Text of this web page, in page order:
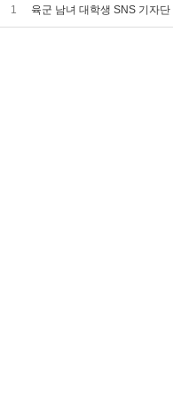
1 육군 남녀 대학생 SNS 기자